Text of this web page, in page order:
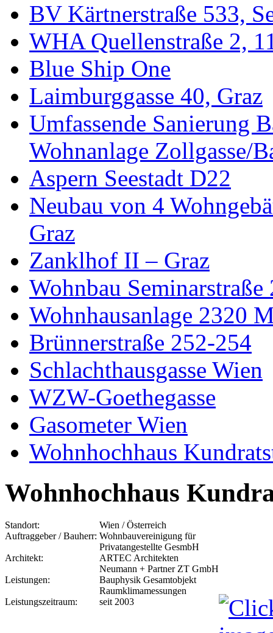
BV Kärtnerstraße 533,
WHA Quellenstraße 2,
Blue Ship One
Laimburggasse 40, Graz
Umfassende Sanierung
Wohnanlage Zollgasse/
Aspern Seestadt D22
Neubau von 4
Graz
Zanklhof II – Graz
Wohnbau
Wohnhausanlage 2320
Brünnerstraße 252-254
Schlachthausgasse Wien
WZW-Goethegasse
Gasometer Wien
Wohnhochhaus
Wohnhochhaus
Standort:
Wien / Österreich
Auftraggeber / Bauherr: Wohnbauvereinigung für
Privatangestellte GesmbH
Architekt:
ARTEC Architekten
Neumann + Partner ZT GmbH
Leistungen:
Bauphysik Gesamtobjekt
Raumklimamessungen
Leistungszeitraum:
seit 2003